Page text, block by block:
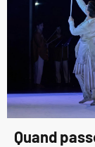
Quand